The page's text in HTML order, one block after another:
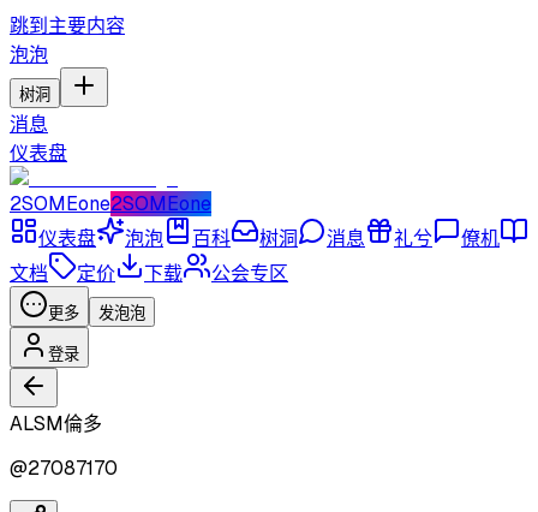
跳到主要内容
泡泡
树洞
消息
仪表盘
2SOMEone2SOMEone
仪表盘
泡泡 百科 树洞 消息 礼兮
僚机
文档
定价 下载 公会专区
更多 发泡泡
登录
ALSM倫多
@27087170